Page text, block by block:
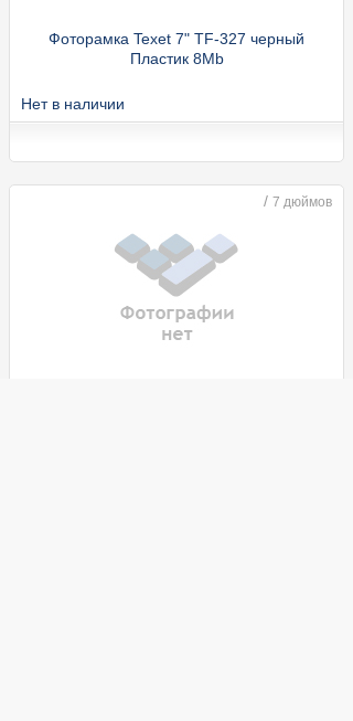
Фоторамка Texet 7" TF-327 черный
Пластик 8Mb
Нет в наличии
/ 7 дюймов